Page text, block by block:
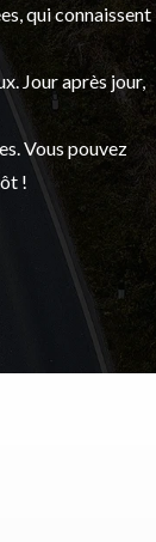
qui connaissent
Jour après jour,
Vous pouvez
!